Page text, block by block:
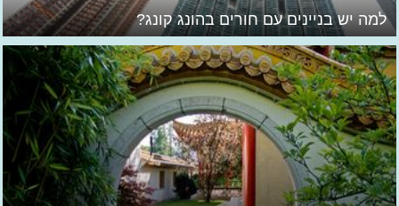
למה יש בניינים עם חורים בהונג קונג?